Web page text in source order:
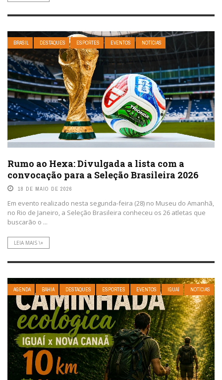
BRASIL DESTAQUES ESPORTES EVENTOS NOTÍCIAS
Rumo ao Hexa: Divulgada a lista com a
convocação para a Seleção Brasileira 2026
18 DE MAIO DE 2026
Em evento realizado nesta segunda-feira (28) no Museu do Amanhã,
no Rio de Janeiro, a Seleção Brasileira conheceu os 26 atletas que
buscarão o ...
LEIA MAIS \+
AGENDA BAHIA DESTAQUES ESPORTES EVENTOS IGUAÍ NOTÍCIAS